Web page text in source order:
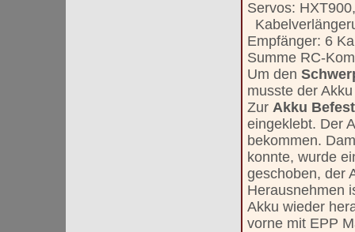
Servos:
Empfänger: 6
Summe RC-
Um den
musste der
Zur Akku
eingeklebt. Der
bekommen.
konnte, wurde
geschoben, der
Herausnehmen
Akku wieder
vorne mit EPP